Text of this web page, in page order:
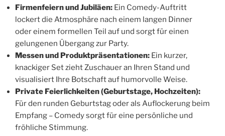
Firmenfeiern und Jubiläen: Ein Comedy-Auftritt
lockert die Atmosphäre nach einem langen Dinner
oder einem formellen Teil auf und sorgt für einen
gelungenen Übergang zur Party.
Messen und Produktpräsentationen: Ein kurzer,
knackiger Set zieht Zuschauer an Ihren Stand und
visualisiert Ihre Botschaft auf humorvolle Weise.
Private Feierlichkeiten (Geburtstage, Hochzeiten):
Für den runden Geburtstag oder als Auflockerung beim
Empfang – Comedy sorgt für eine persönliche und
fröhliche Stimmung.